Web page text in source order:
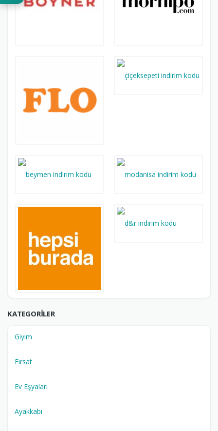
KATEGORILER
Giyim
Fırsat
Ev Eşyaları
Ayakkabı